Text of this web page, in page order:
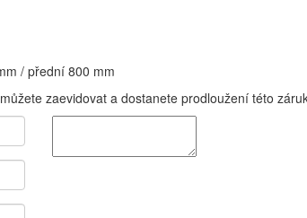
/ přední 800 mm
zaevidovat a dostanete prodloužení této